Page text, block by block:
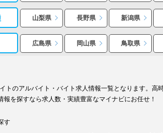
山梨県 長野県 新潟県
広島県 岡山県 鳥取県
トのアルバイト・バイト求人情報一覧となります。
報を探すなら求人数・実績豊富なマイナビにお任せ！
す